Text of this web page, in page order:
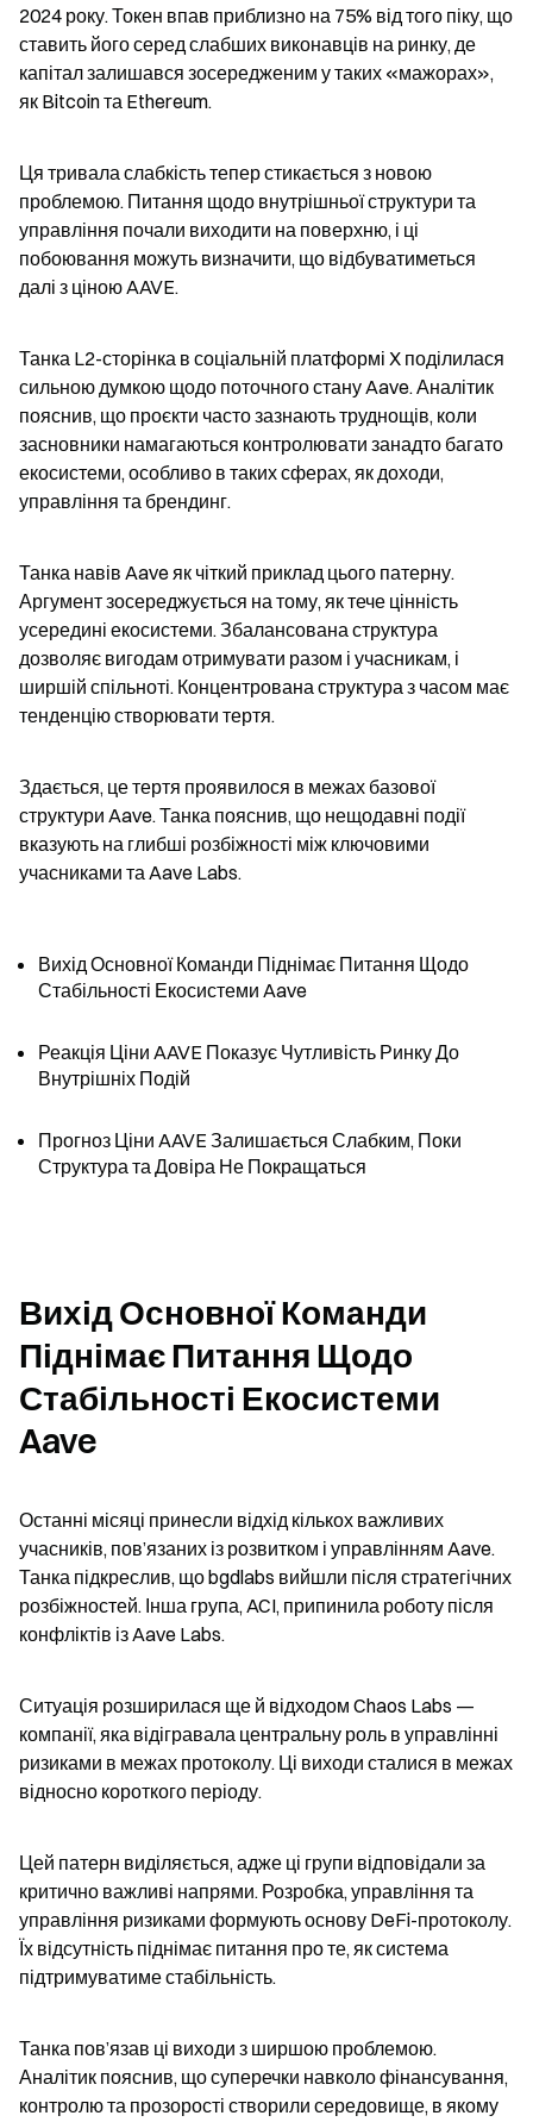
2024 року. Токен впав приблизно на 75% від того піку, що
ставить його серед слабших виконавців на ринку, де
капітал залишався зосередженим у таких «мажорах»,
як Bitcoin та Ethereum.
Ця тривала слабкість тепер стикається з новою
проблемою. Питання щодо внутрішньої структури та
управління почали виходити на поверхню, і ці
побоювання можуть визначити, що відбуватиметься
далі з ціною AAVE.
Танка L2-сторінка в соціальній платформі X поділилася
сильною думкою щодо поточного стану Aave. Аналітик
пояснив, що проєкти часто зазнають труднощів, коли
засновники намагаються контролювати занадто багато
екосистеми, особливо в таких сферах, як доходи,
управління та брендинг.
Танка навів Aave як чіткий приклад цього патерну.
Аргумент зосереджується на тому, як тече цінність
усередині екосистеми. Збалансована структура
дозволяє вигодам отримувати разом і учасникам, і
ширшій спільноті. Концентрована структура з часом має
тенденцію створювати тертя.
Здається, це тертя проявилося в межах базової
структури Aave. Танка пояснив, що нещодавні події
вказують на глибші розбіжності між ключовими
учасниками та Aave Labs.
Вихід Основної Команди Піднімає Питання Щодо
Стабільності Екосистеми Aave
Реакція Ціни AAVE Показує Чутливість Ринку До
Внутрішніх Подій
Прогноз Ціни AAVE Залишається Слабким, Поки
Структура та Довіра Не Покращаться
Вихід Основної Команди
Піднімає Питання Щодо
Стабільності Екосистеми
Aave
Останні місяці принесли відхід кількох важливих
учасників, пов’язаних із розвитком і управлінням Aave.
Танка підкреслив, що bgdlabs вийшли після стратегічних
розбіжностей. Інша група, ACI, припинила роботу після
конфліктів із Aave Labs.
Ситуація розширилася ще й відходом Chaos Labs —
компанії, яка відігравала центральну роль в управлінні
ризиками в межах протоколу. Ці виходи сталися в межах
відносно короткого періоду.
Цей патерн виділяється, адже ці групи відповідали за
критично важливі напрями. Розробка, управління та
управління ризиками формують основу DeFi-протоколу.
Їх відсутність піднімає питання про те, як система
підтримуватиме стабільність.
Танка пов’язав ці виходи з ширшою проблемою.
Аналітик пояснив, що суперечки навколо фінансування,
контролю та прозорості створили середовище, в якому